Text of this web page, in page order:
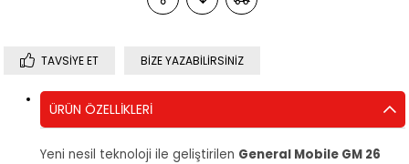
TAVSIYE ET BIZE YAZABILIRSINIZ
ÜRÜN ÖZELLIKLERI
Yeni nesil teknoloji ile geliştirilen General Mobile GM 26